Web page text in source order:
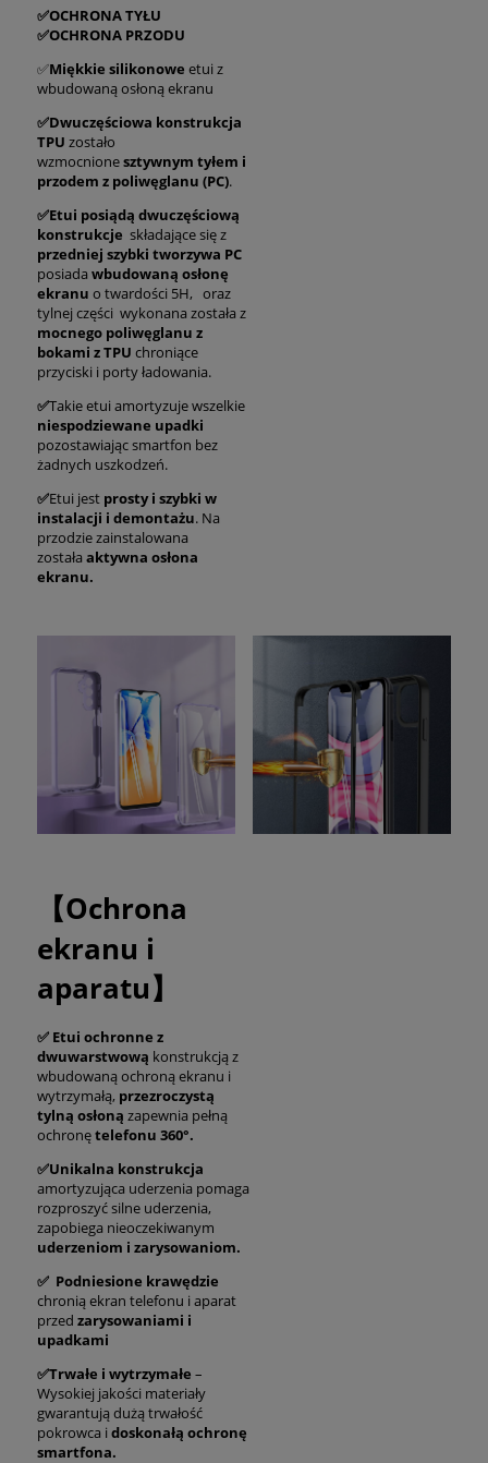
✅OCHRONA TYŁU
✅OCHRONA PRZODU
✅Miękkie silikonowe etui z
wbudowaną osłoną ekranu
✅Dwuczęściowa konstrukcja
TPU zostało
wzmocnionesztywnym tyłem i
przodem z poliwęglanu (PC).
✅Etui posiądą dwuczęściową
konstrukcje składające się z
przedniej szybki tworzywa PC
posiada wbudowaną osłonę
ekranu o twardości 5H, oraz
tylnej części wykonana została z
mocnego poliwęglanu z
bokami z TPU chroniące
przyciski i porty ładowania.
✅Takie etui amortyzuje wszelkie
niespodziewane upadki
pozostawiając smartfon bez
żadnych uszkodzeń.
✅Etui jest prosty i szybki w
instalacji i demontażu. Na
przodzie zainstalowana
została aktywna osłona
ekranu.
【Ochrona
ekranu i
aparatu】
✅ Etui ochronne z
dwuwarstwową konstrukcją z
wbudowaną ochroną ekranu i
wytrzymałą, przezroczystą
tylną osłoną zapewnia pełną
ochronętelefonu 360°.
✅Unikalna konstrukcja
amortyzująca uderzenia pomaga
rozproszyć silne uderzenia,
zapobiega nieoczekiwanym
uderzeniom i zarysowaniom.
✅ Podniesione krawędzie
chronią ekran telefonu i aparat
przed zarysowaniami i
upadkami
✅Trwałe i wytrzymałe –
Wysokiej jakości materiały
gwarantują dużą trwałość
pokrowca i doskonałą ochronę
smartfona.